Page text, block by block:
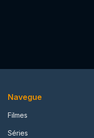
Navegue
Filmes
Séries